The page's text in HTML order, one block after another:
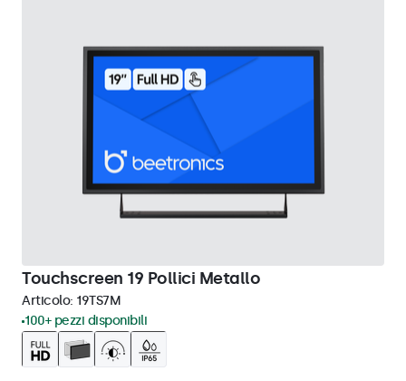
Touchscreen 19 Pollici Metallo
Articolo: 19TS7M
100+ pezzi disponibili